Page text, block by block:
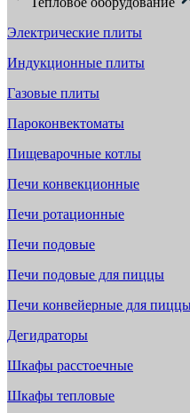
Электрические плиты
Индукционные плиты
Газовые плиты
Пароконвектоматы
Пищеварочные котлы
Печи конвекционные
Печи ротационные
Печи подовые
Печи подовые для пиццы
Печи конвейерные для
Дегидраторы
Шкафы расстоечные
Шкафы тепловые